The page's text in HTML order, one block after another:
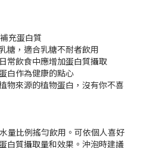
充蛋白質
糖，適合乳糖不耐者飲用
常飲食中應增加蛋白質攝取
白作為健康的點心
物來源的植物蛋白，沒有你不喜
量比例搖勻飲用。可依個人喜好
白質攝取量和效果。沖泡時建議